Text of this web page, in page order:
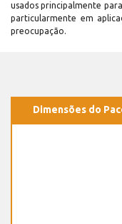
usados principalmente
particularmente em
preocupação.
Dimensões do